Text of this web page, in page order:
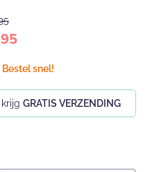
snel!
GRATIS VERZENDING